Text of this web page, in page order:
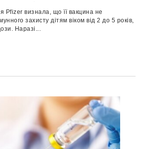
Pfizer визнала, що її вакцина не
захисту дітям віком від 2 до 5 років,
Наразі...